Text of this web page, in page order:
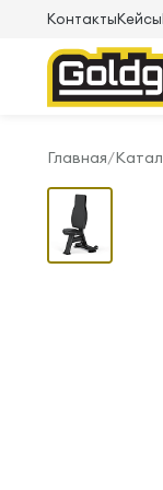
КонтактыКейсы
Главная/